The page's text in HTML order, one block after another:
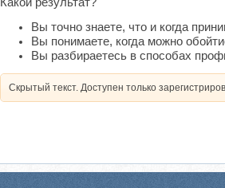
Вы точно знаете, что и когда
Вы понимаете, когда можно
Вы разбираетесь в способах
Скрытый текст. Доступен только